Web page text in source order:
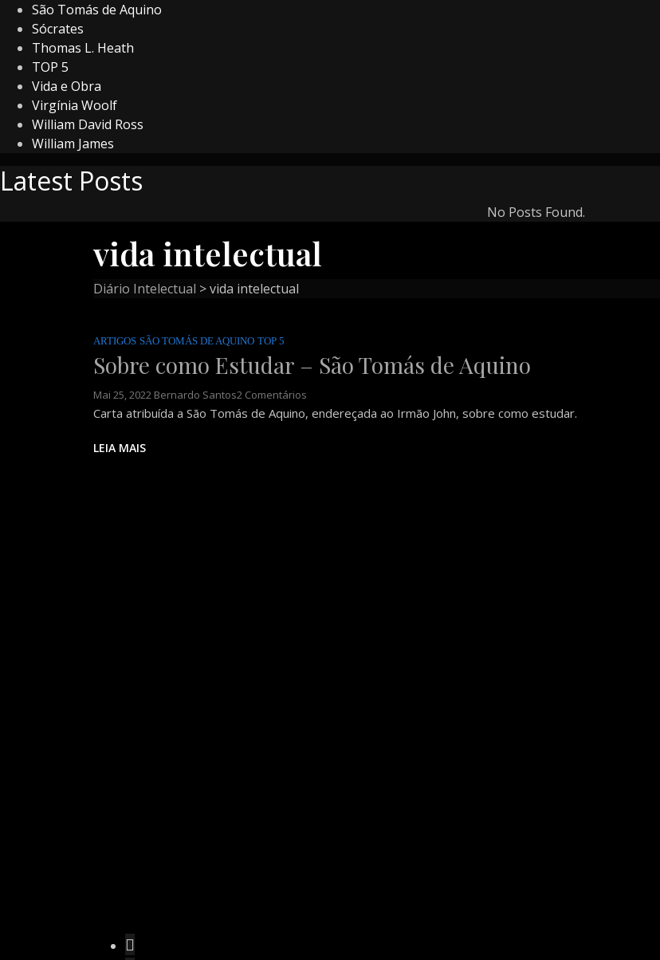
São Tomás de Aquino
Sócrates
Thomas L. Heath
TOP 5
Vida e Obra
Virgínia Woolf
William David Ross
William James
Latest Posts
No Posts Found.
vida intelectual
Diário Intelectual >vida intelectual
ARTIGOS SÃO TOMÁS DE AQUINO TOP 5
Sobre como Estudar – São Tomás de Aquino
Mai 25, 2022 Bernardo Santos2 Comentários
Sobre
Carta atribuída a São Tomás de Aquino, endereçada ao Irmão John, sobre como estudar.
LEIA MAIS